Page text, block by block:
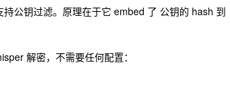
公钥过滤。原理在于它 embed 了 公钥的 hash 到
解密，不需要任何配置：